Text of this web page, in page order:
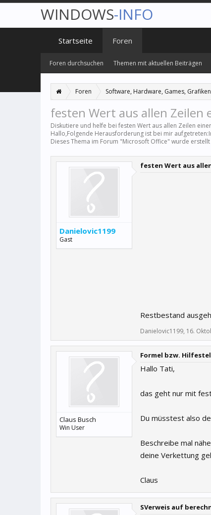
Foren Software, Hardware, Games, Grafiken
festen Wert aus allen Zeilen
Diskutiere und helfe bei festen Wert aus allen Zeilen
Hallo,Folgende Herausforderung ist bei mir
Dieses Thema im Forum "Microsoft Office" wurde erstellt
Danielovic1199
Gast
festen Wert aus
Restbestand
Danielovic1199, 16.
Claus Busch
Win User
Formel bzw.
Hallo Tati,
das geht nur mit
Du müsstest also
Beschreibe mal
deine Verkettung
Claus
SVerweis auf
WINDOWS-INFO
Startseite Foren
Foren durchsuchen Themen mit aktuellen Beiträgen